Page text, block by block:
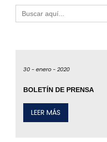
Buscar:
30 -enero -2020
BOLETÍN DE PRENSA
LEER MÁS